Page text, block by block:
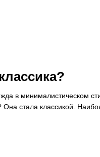
в минималистическом
стала классикой.